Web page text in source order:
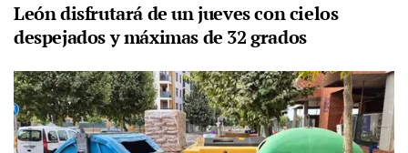
León disfrutará de un jueves con cielos
despejados y máximas de 32 grados